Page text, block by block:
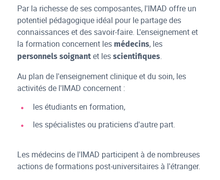
Par la richesse de ses composantes, l'IMAD offre un
potentiel pédagogique idéal pour le partage des
connaissances et des savoir-faire. L'enseignement et
la formation concernent les médecins, les
personnels soignant et lesscientifiques.
Au plan de l'enseignement clinique et du soin, les
activités de l'IMAD concernent :
les étudiants en formation,
les spécialistes ou praticiens d'autre part.
Les médecins de l'IMAD participent à de nombreuses
actions de formations post-universitaires à l'étranger.